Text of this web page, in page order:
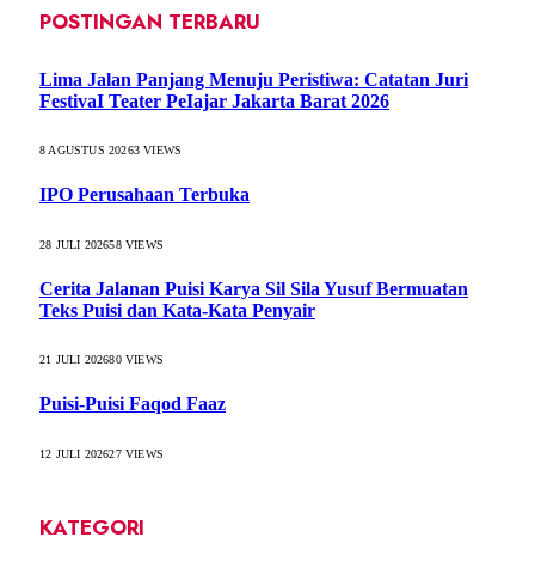
POSTINGAN TERBARU
Lima Jalan Panjang Menuju Peristiwa: Catatan Juri
FestivaI Teater PeIajar Jakarta Barat 2026
8 AGUSTUS 20263VIEWS
IPO Perusahaan Terbuka
28 JULI 202658VIEWS
Cerita Jalanan Puisi Karya Sil Sila Yusuf Bermuatan
Teks Puisi dan Kata-Kata Penyair
21 JULI 202680VIEWS
Puisi-Puisi Faqod Faaz
12 JULI 202627VIEWS
KATEGORI